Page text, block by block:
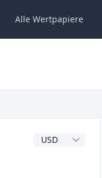
Alle Wertpapiere